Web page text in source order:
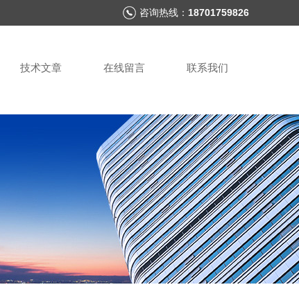
咨询热线： 18701759826
技术文章 在线留言 联系我们